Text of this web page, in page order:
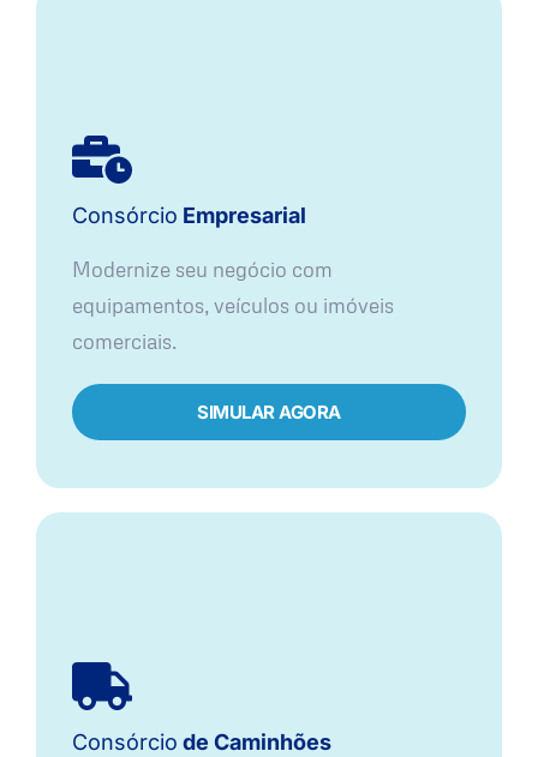
Consórcio Empresarial
Modernize seu negócio com
equipamentos, veículos ou imóveis
comerciais.
SIMULAR AGORA
Consórcio de Caminhões